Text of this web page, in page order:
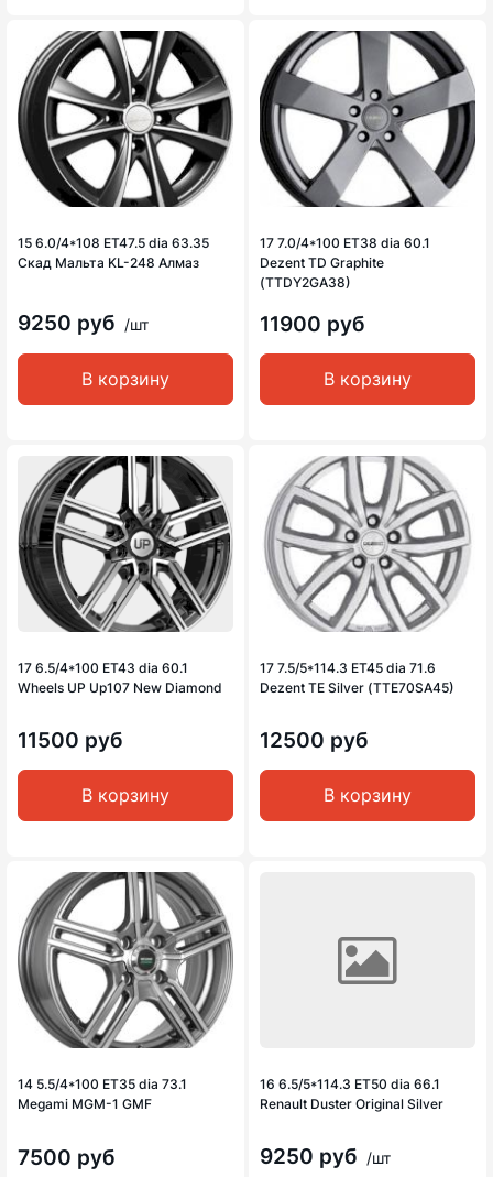
15 6.0/4*108 ET47.5 dia 63.35
Скад Мальта KL-248 Алмаз
9250 руб /шт
В корзину
17 7.0/4*100 ET38 dia 60.1
Dezent TD Graphite
(TTDY2GA38)
11900 руб
В корзину
17 6.5/4*100 ET43 dia 60.1
Wheels UP Up107 New Diamond
11500 руб
В корзину
17 7.5/5*114.3 ET45 dia 71.6
Dezent TE Silver (TTE70SA45)
12500 руб
В корзину
14 5.5/4*100 ET35 dia 73.1
Megami MGM-1 GMF
7500 руб
16 6.5/5*114.3 ET50 dia 66.1
Renault Duster Original Silver
9250 руб /шт